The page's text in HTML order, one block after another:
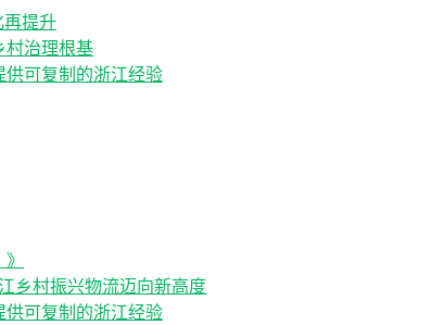
再提升
村治理根基
供可复制的浙江经验
乡村振兴物流迈向新高度
供可复制的浙江经验